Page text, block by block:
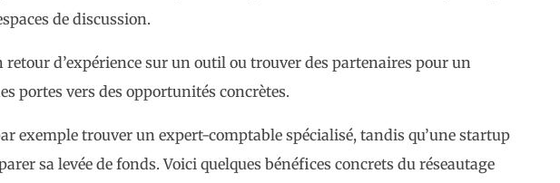
de discussion.
d’expérience sur un outil ou trouver des partenaires pour un
portes vers des opportunités concrètes.
exemple trouver un expert-comptable spécialisé, tandis qu’une startup
sa levée de fonds. Voici quelques bénéfices concrets du réseautage